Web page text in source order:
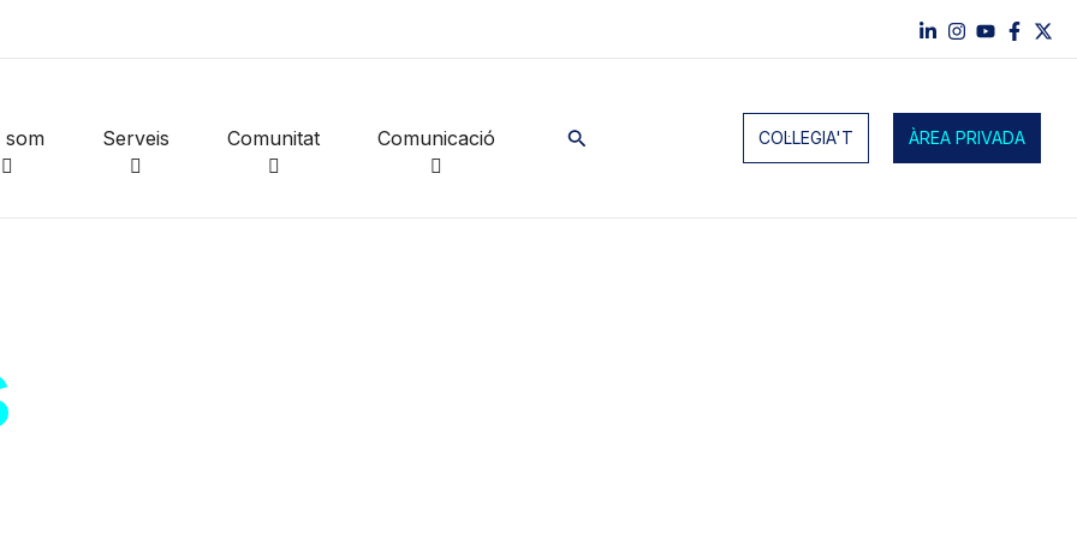
som Serveis Comunitat Comunicació Cerca COL·LEGIA'T ÀREA PRIVADA